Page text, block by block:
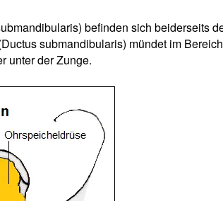
befinden sich beiderseits
submandibularis) mündet im
unter der Zunge.